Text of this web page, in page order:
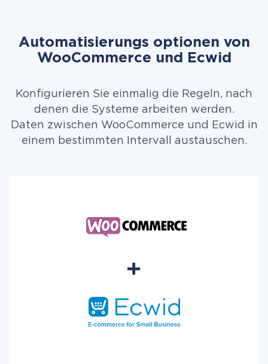
Automatisierungs optionen von
WooCommerce und Ecwid
Konfigurieren Sie einmalig die Regeln, nach
denen die Systeme arbeiten werden.
Daten zwischen WooCommerce und Ecwid in
einem bestimmten Intervall austauschen.